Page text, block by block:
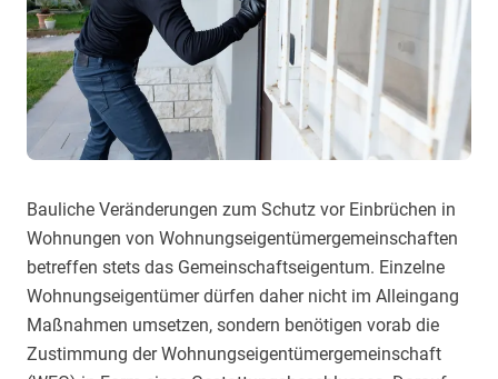
Bauliche Veränderungen zum Schutz vor Einbrüchen in
Wohnungen von Wohnungseigentümergemeinschaften
betreffen stets das Gemeinschaftseigentum. Einzelne
Wohnungseigentümer dürfen daher nicht im Alleingang
Maßnahmen umsetzen, sondern benötigen vorab die
Zustimmung der Wohnungseigentümergemeinschaft